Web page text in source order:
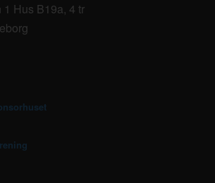
1 Hus B19a, 4 tr